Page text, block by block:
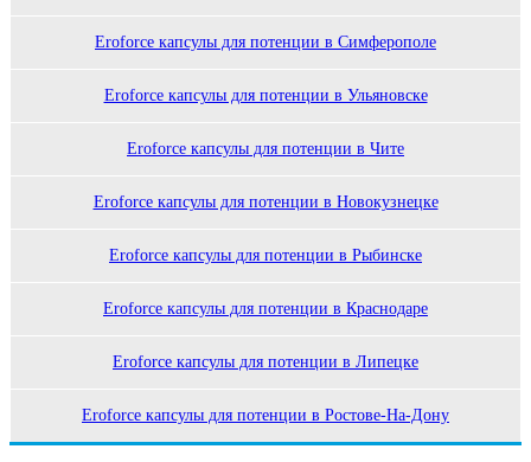
Eroforce капсулы для потенции в Симферополе
Eroforce капсулы для потенции в Ульяновске
Eroforce капсулы для потенции в Чите
Eroforce капсулы для потенции в Новокузнецке
Eroforce капсулы для потенции в Рыбинске
Eroforce капсулы для потенции в Краснодаре
Eroforce капсулы для потенции в Липецке
Eroforce капсулы для потенции в Ростове-На-Дону